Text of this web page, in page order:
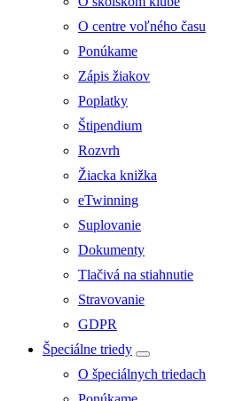
O centre voľného času
Ponúkame
Zápis žiakov
Poplatky
Štipendium
Rozvrh
Žiacka knižka
eTwinning
Suplovanie
Dokumenty
Tlačivá na stiahnutie
Stravovanie
GDPR
Špeciálne triedy
O špeciálnych triedach